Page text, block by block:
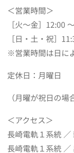
＜営業時間＞
［火〜金］12:00
［日・土・祝］
※営業時間は日に
定休日：月曜日
（月曜が祝日の場
＜アクセス＞
長崎電軌１系統 ／
長崎電軌１系統 ／